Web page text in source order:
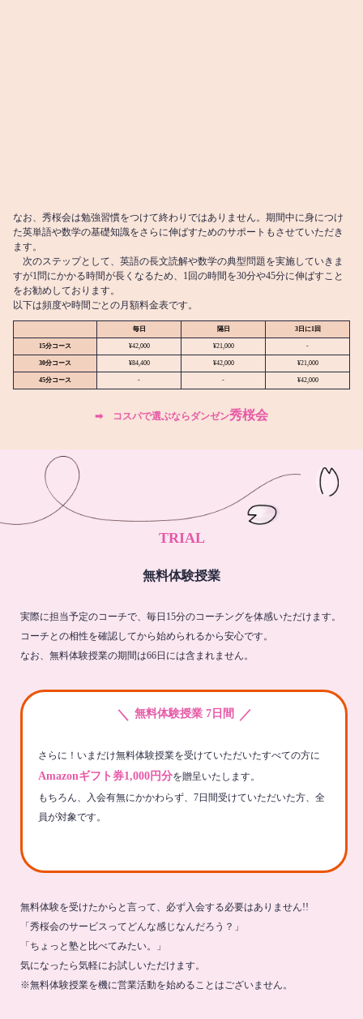
なお、秀桜会は勉強習慣をつけて終わりではありません。期間中に身につけ
た英単語や数学の基礎知識をさらに伸ばすためのサポートもさせていただき
ます。
次のステップとして、英語の長文読解や数学の典型問題を実施していきま
すが1問にかかる時間が長くなるため、1回の時間を30分や45分に伸ばすこと
をお勧めしております。
以下は頻度や時間ごとの月額料金表です。
毎日 隔日 3日に1回
15分コース ¥42,000 ¥21,000 -
30分コース ¥84,400 ¥42,000 ¥21,000
45分コース - - ¥42,000
➡︎ コスパで選ぶならダンゼン秀桜会
TRIAL
無料体験授業
実際に担当予定のコーチで、毎日15分のコーチングを体感いただけます。
コーチとの相性を確認してから始められるから安心です。
なお、無料体験授業の期間は66日には含まれません。
＼ 無料体験授業 7日間 ／
さらに！いまだけ無料体験授業を受けていただいたすべての方に
Amazonギフト券1,000円分を贈呈いたします。
もちろん、入会有無にかかわらず、7日間受けていただいた方、全
員が対象です。
無料体験を受けたからと言って、必ず入会する必要はありません!!
「秀桜会のサービスってどんな感じなんだろう？」
「ちょっと塾と比べてみたい。」
気になったら気軽にお試しいただけます。
※無料体験授業を機に営業活動を始めることはございません。